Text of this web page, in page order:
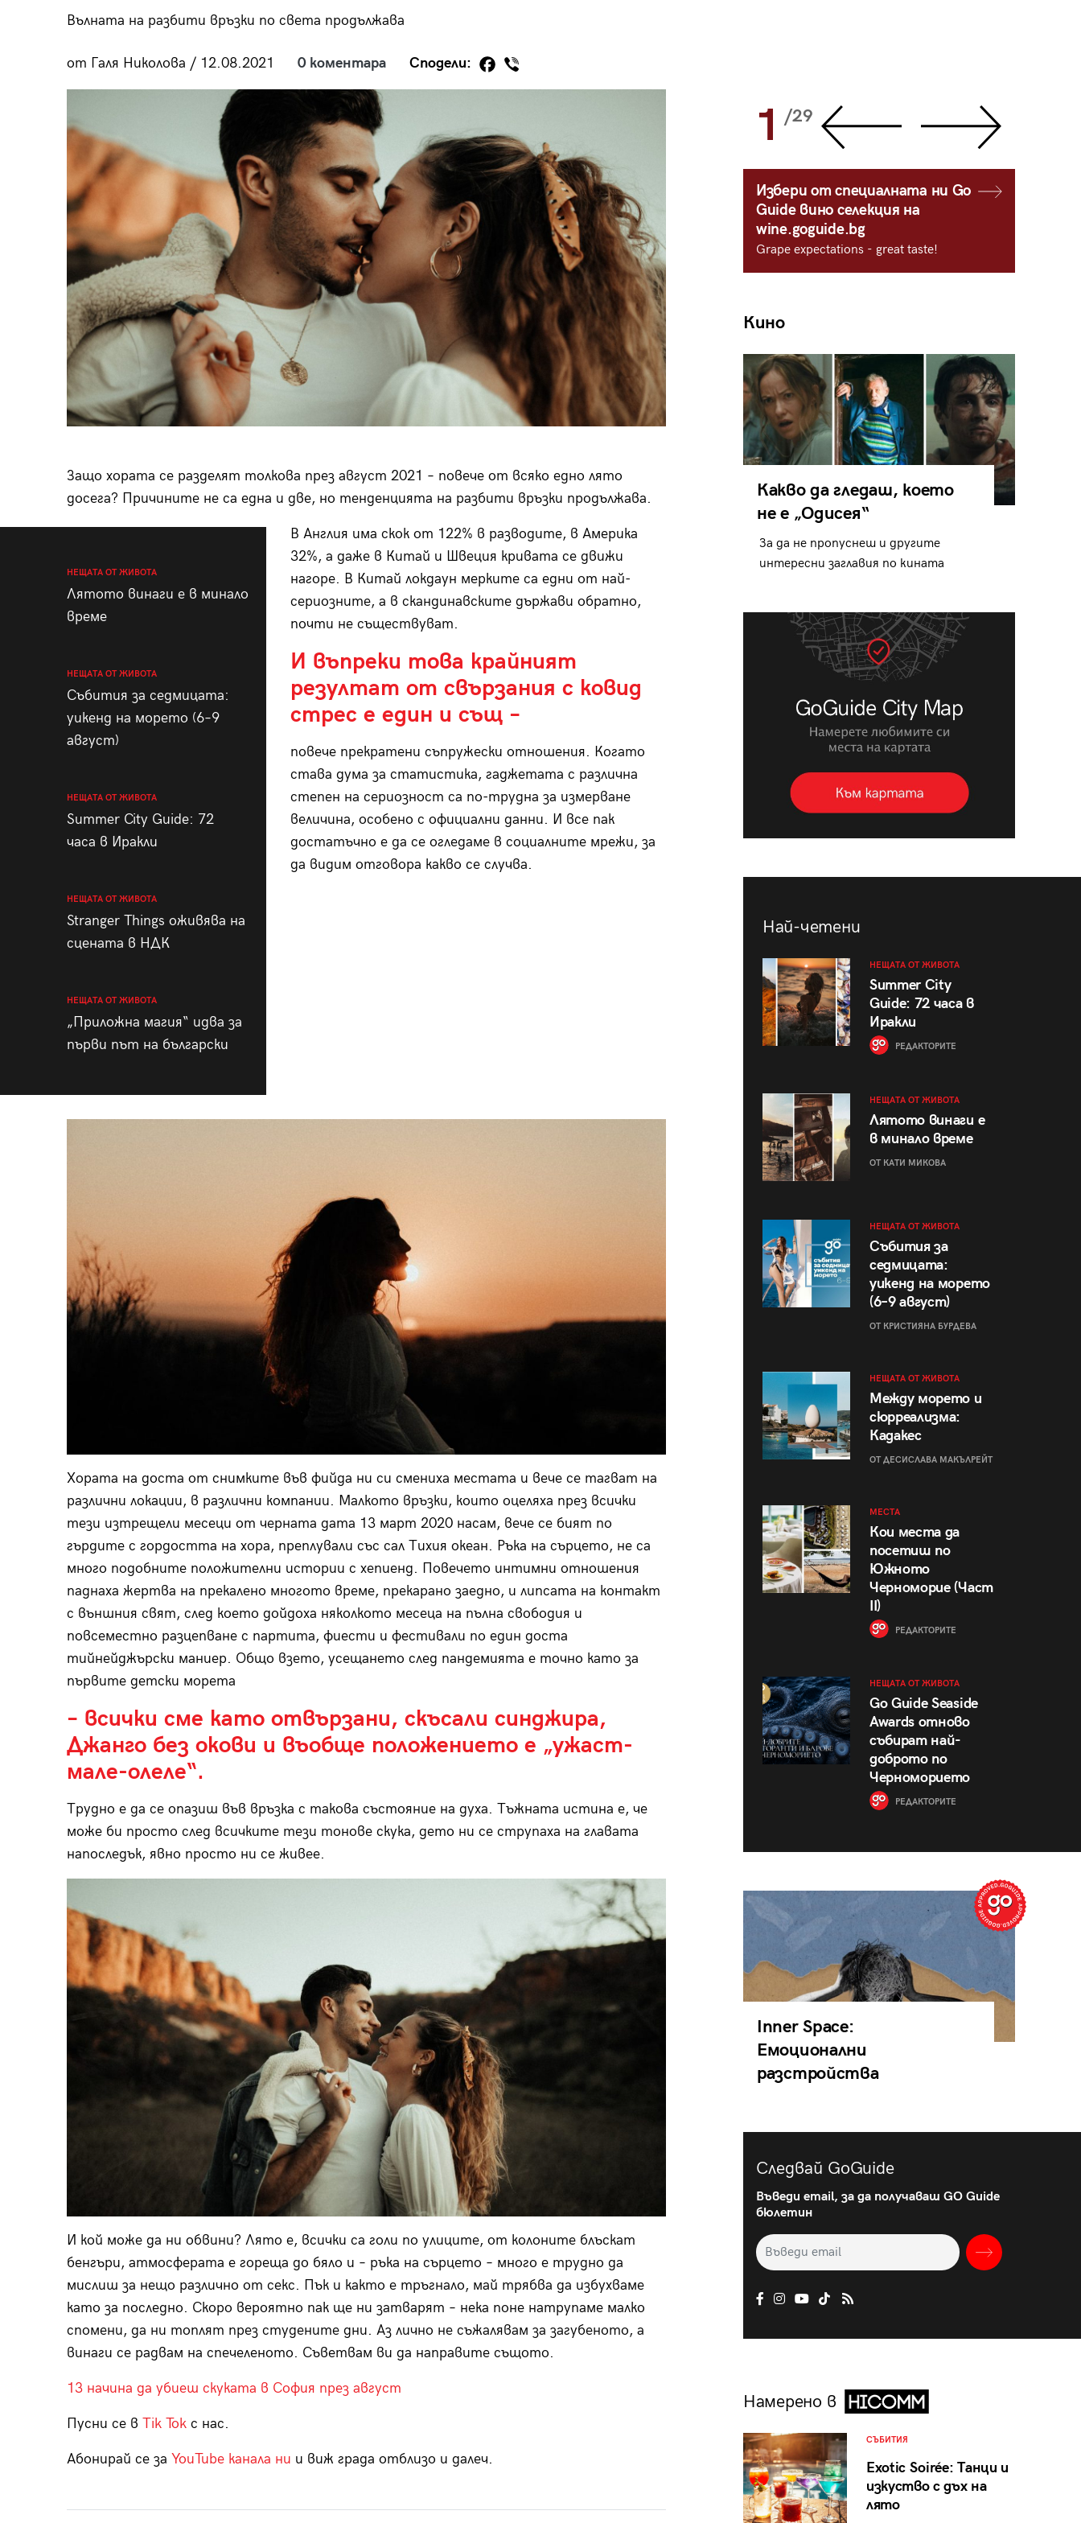
Вълната на разбити връзки по света продължава
от Галя Николова / 12.08.2021 0 коментара Сподели:
Защо хората се разделят толкова през август 2021 – повече от всяко едно лято
досега? Причините не са една и две, но тенденцията на разбити връзки продължава.
НЕЩАТА ОТ ЖИВОТА
Лятото винаги е в минало
време
НЕЩАТА ОТ ЖИВОТА
Събития за седмицата:
уикенд на морето (6–9
август)
НЕЩАТА ОТ ЖИВОТА
Summer City Guide: 72
часа в Иракли
НЕЩАТА ОТ ЖИВОТА
Stranger Things оживява на
сцената в НДК
НЕЩАТА ОТ ЖИВОТА
„Приложна магия“ идва за
първи път на български
В Англия има скок от 122% в разводите, в Америка
32%, а даже в Китай и Швеция кривата се движи
нагоре. В Китай локдаун мерките са едни от най-
сериозните, а в скандинавските държави обратно,
почти не съществуват.
И въпреки това крайният
резултат от свързания с ковид
стрес е един и същ –
повече прекратени съпружески отношения. Когато
става дума за статистика, гаджетата с различна
степен на сериозност са по-трудна за измерване
величина, особено с официални данни. И все пак
достатъчно е да се огледаме в социалните мрежи, за
да видим отговора какво се случва.
Хората на доста от снимките във фийда ни си смениха местата и вече се тагват на
различни локации, в различни компании. Малкото връзки, които оцеляха през всички
тези изтрещели месеци от черната дата 13 март 2020 насам, вече се бият по
гърдите с гордостта на хора, преплували със сал Тихия океан. Ръка на сърцето, не са
много подобните положителни истории с хепиенд. Повечето интимни отношения
паднаха жертва на прекалено многото време, прекарано заедно, и липсата на контакт
с външния свят, след което дойдоха няколкото месеца на пълна свободия и
повсеместно разцепване с партита, фиести и фестивали по един доста
тийнейджърски маниер. Общо взето, усещането след пандемията е точно като за
първите детски морета
– всички сме като отвързани, скъсали синджира,
Джанго без окови и въобще положението е „ужаст-
мале-олеле“.
Трудно е да се опазиш във връзка с такова състояние на духа. Тъжната истина е, че
може би просто след всичките тези тонове скука, дето ни се струпаха на главата
напоследък, явно просто ни се живее.
И кой може да ни обвини? Лято е, всички са голи по улиците, от колоните блъскат
бенгъри, атмосферата е гореща до бяло и – ръка на сърцето – много е трудно да
мислиш за нещо различно от секс. Пък и както е тръгнало, май трябва да избухваме
като за последно. Скоро вероятно пак ще ни затварят – нека поне натрупаме малко
спомени, да ни топлят през студените дни. Аз лично не съжалявам за загубеното, а
винаги се радвам на спечеленото. Съветвам ви да направите същото.
13 начина да убиеш скуката в София през август
Пусни се в Tik Tokс нас.
Абонирай се за YouTube канала ни и виж града отблизо и далеч.
28 29 1 /29
Избери от специалната ни Go
Guide вино селекция на
wine.goguide.bg
Grape expectations - great taste!
Кино
Какво да гледаш, което
не е „Одисея“
За да не пропуснеш и другите
интересни заглавия по кината
Най-четени
НЕЩАТА ОТ ЖИВОТА
Summer City
Guide: 72 часа в
Иракли
РЕДАКТОРИТЕ
НЕЩАТА ОТ ЖИВОТА
Лятото винаги е
в минало време
ОТ КАТИ МИКОВА
НЕЩАТА ОТ ЖИВОТА
Събития за
седмицата:
уикенд на морето
(6–9 август)
ОТ КРИСТИЯНА БУРДЕВА
НЕЩАТА ОТ ЖИВОТА
Между морето и
сюрреализма:
Кадакес
ОТ ДЕСИСЛАВА МАКЪЛРЕЙТ
МЕСТА
Кои места да
посетиш по
Южното
Черноморие (Част
II)
РЕДАКТОРИТЕ
НЕЩАТА ОТ ЖИВОТА
Go Guide Seaside
Awards отново
събират най-
доброто по
Черноморието
РЕДАКТОРИТЕ
Inner Space:
Емоционални
разстройства
Следвай GoGuide
Въведи email, за да получаваш GO Guide
бюлетин
Намерено в
СЪБИТИЯ
Exotic Soirée: Танци и
изкуство с дъх на
лято